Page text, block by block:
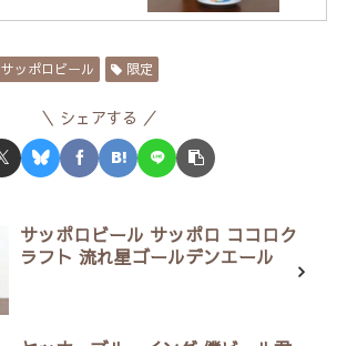
サッポロビール 限定
シェアする
サッポロビール サッポロ ココロク
ラフト 流れ星ゴールデンエール